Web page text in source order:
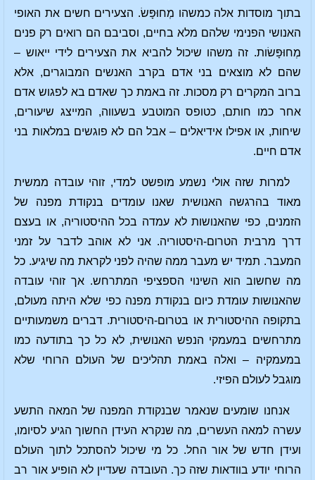
בתוך מוסדות אלה כמשהו מְחוּפָּשׂ. הצעירים חשים את האופי
האנושי הפנימי שלהם מלא בחיים, וסביבם הם רואים רק פנים
מְחוּפָּשׂות. זה משהו שיכול להביא את הצעירים לידי ייאוש –
שהם לא מוצאים בני אדם בקרב האנשים המבוגרים, אלא
ברוב המקרים רק מסכות. זה באמת כך שאדם בא לפגוש אדם
אחר כמו חותם, כטופס המוטבע בשעווה, המייצג שיעורים,
שיחות, או אפילו אידיאלים – אבל הם לא פוגשים במלאות בני
אדם חיים.
למרות שזה אולי נשמע מופשט למדי, זוהי עובדה ממשית
מאוד בהרגשה האנושית שאנו עומדים בנקודת מפנה של
הזמנים, כפי שהאנושות לא עמדה בכל ההיסטוריה, או בעצם
דרך מרבית הטרום-היסטוריה. אני לא אוהב לדבר על זמני
המעבר. תמיד יש מעבר ממה שהיה לפני לקראת מה שיגיע. כל
מה שחשוב הוא השינוי הספציפי המתרחש. אך זוהי עובדה
שהאנושות עומדת כיום בנקודת מפנה כפי שלא היתה מעולם,
בתקופה ההיסטורית או בטרום-היסטורית. דברים משמעותיים
מתרחשים במעמקי הנפש האנושית, לא כל כך בתודעה כמו
במעמקיה – ואלה באמת תהליכים של העולם הרוחי שלא
מוגבל לעולם הפיזי.
אנחנו שומעים שנאמר שבנקודת המפנה של המאה התשע
עשרה למאה העשרים, מה שנקרא העידן החשוך הגיע לסיומו,
ועידן חדש של אור החל. כל מי שיכול להסתכל לתוך העולם
הרוחי יודע בוודאות שזה כך. העובדה שעדיין לא הופיע אור רב